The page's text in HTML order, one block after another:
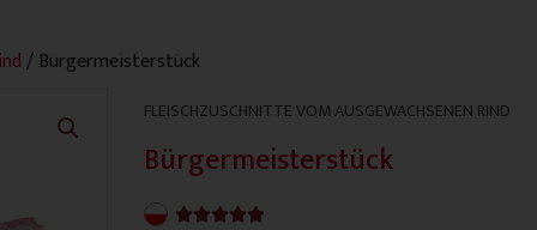
/ Bürgermeisterstück
FLEISCHZUSCHNITTE VOM AUSGEWACHSENEN RIND
Bürgermeisterstück
